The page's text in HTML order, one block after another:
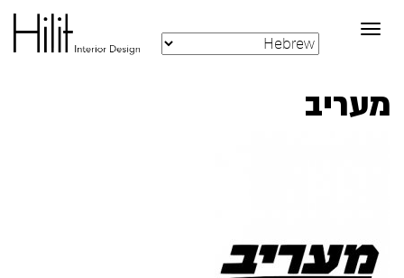
Toggle
navigation
מעריב